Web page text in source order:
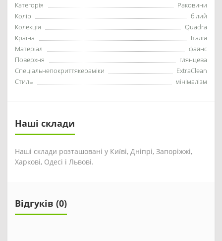
Категорія
Раковини
Колір
білий
Колекція
Quadra
Країна
Італія
Матеріал
фаянс
Поверхня
глянцева
Спеціальнепокриттякераміки
ExtraClean
Стиль
мінімалізм
Наші склади
Наші склади розташовані у Київі, Дніпрі, Запоріжжі,
Харкові, Одесі і Львові.
Відгуків (0)